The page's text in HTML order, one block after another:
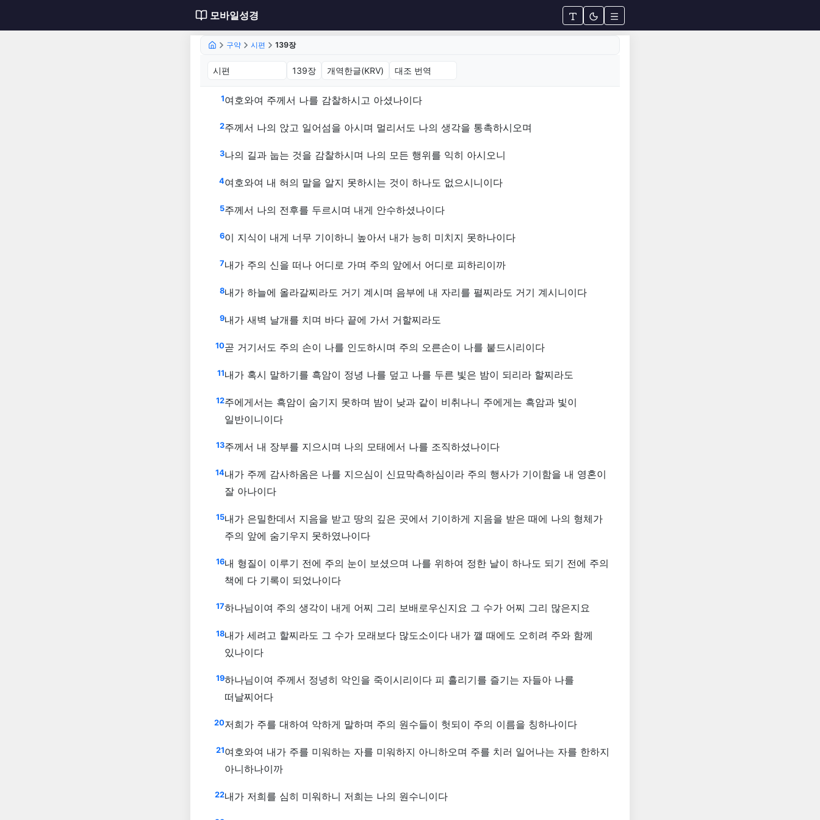
모바일성경
구약 시편 139장
시편 139장 (개역한글(KRV))
1여호와여 주께서 나를 감찰하시고 아셨나이다
2주께서 나의 앉고 일어섬을 아시며 멀리서도 나의 생각을 통촉하시오며
3나의 길과 눕는 것을 감찰하시며 나의 모든 행위를 익히 아시오니
4여호와여 내 혀의 말을 알지 못하시는 것이 하나도 없으시니이다
5주께서 나의 전후를 두르시며 내게 안수하셨나이다
6이 지식이 내게 너무 기이하니 높아서 내가 능히 미치지 못하나이다
7내가 주의 신을 떠나 어디로 가며 주의 앞에서 어디로 피하리이까
8내가 하늘에 올라갈찌라도 거기 계시며 음부에 내 자리를 펼찌라도 거기 계시니이다
9내가 새벽 날개를 치며 바다 끝에 가서 거할찌라도
10곧 거기서도 주의 손이 나를 인도하시며 주의 오른손이 나를 붙드시리이다
11내가 혹시 말하기를 흑암이 정녕 나를 덮고 나를 두른 빛은 밤이 되리라 할찌라도
12주에게서는 흑암이 숨기지 못하며 밤이 낮과 같이 비취나니 주에게는 흑암과 빛이
일반이니이다
13주께서 내 장부를 지으시며 나의 모태에서 나를 조직하셨나이다
14내가 주께 감사하옴은 나를 지으심이 신묘막측하심이라 주의 행사가 기이함을 내 영혼이
잘 아나이다
15내가 은밀한데서 지음을 받고 땅의 깊은 곳에서 기이하게 지음을 받은 때에 나의 형체가
주의 앞에 숨기우지 못하였나이다
16내 형질이 이루기 전에 주의 눈이 보셨으며 나를 위하여 정한 날이 하나도 되기 전에 주의
책에 다 기록이 되었나이다
17하나님이여 주의 생각이 내게 어찌 그리 보배로우신지요 그 수가 어찌 그리 많은지요
18내가 세려고 할찌라도 그 수가 모래보다 많도소이다 내가 깰 때에도 오히려 주와 함께
있나이다
19하나님이여 주께서 정녕히 악인을 죽이시리이다 피 흘리기를 즐기는 자들아 나를
떠날찌어다
20저희가 주를 대하여 악하게 말하며 주의 원수들이 헛되이 주의 이름을 칭하나이다
21여호와여 내가 주를 미워하는 자를 미워하지 아니하오며 주를 치러 일어나는 자를 한하지
아니하나이까
22내가 저희를 심히 미워하니 저희는 나의 원수니이다